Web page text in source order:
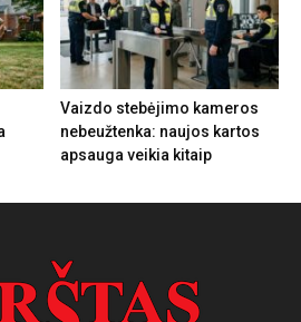
Vaizdo stebėjimo kameros
nebeužtenka: naujos kartos
apsauga veikia kitaip